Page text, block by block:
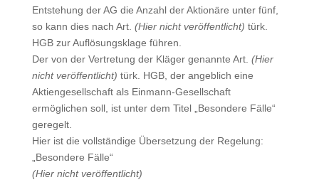
Entstehung der AG die Anzahl der Aktionäre unter fünf,
so kann dies nach Art. (Hier nicht veröffentlicht) türk.
HGB zur Auflösungsklage führen.
Der von der Vertretung der Kläger genannte Art. (Hier
nicht veröffentlicht) türk. HGB, der angeblich eine
Aktiengesellschaft als Einmann-Gesellschaft
ermöglichen soll, ist unter dem Titel „Besondere Fälle“
geregelt.
Hier ist die vollständige Übersetzung der Regelung:
„Besondere Fälle“
(Hier nicht veröffentlicht)